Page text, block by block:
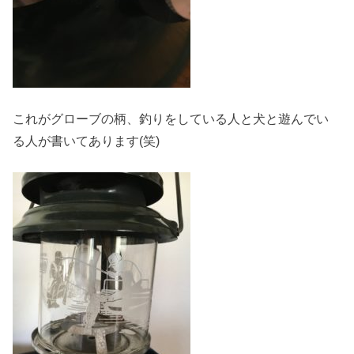
これがグローブの柄、釣りをしている人と犬と遊んでい
る人が書いてあります(笑)